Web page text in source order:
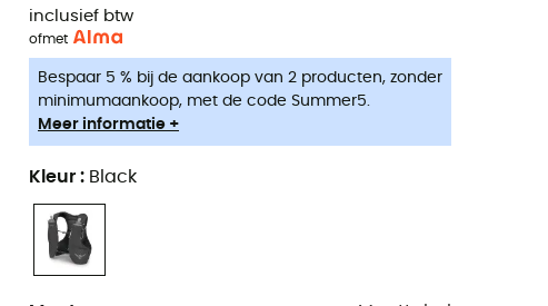
inclusief btw
ofmet
Bespaar 5 % bij de aankoop van 2 producten, zonder
minimumaankoop, met de code Summer5.
Meer informatie +
Kleur : Black